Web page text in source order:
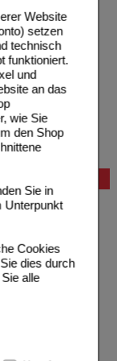
Website
setzen
technisch
funktioniert.
und
an das
wie Sie
den Shop
Sie in
Unterpunkt
Cookies
dies durch
alle
anfordern
downloaden